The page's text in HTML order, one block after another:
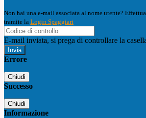
Non hai una e-mail associata al nome utente?
tramite la Login Spaggiari
E-mail inviata, si prega di controllare la
Errore
Chiudi
Successo
Chiudi
Informazione